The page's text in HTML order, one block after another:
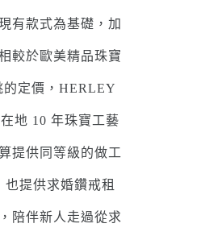
有款式為基礎，加
較於歐美精品珠寶
的定價，HERLEY
地 10 年珠寶工藝
提供同等級的做工
提供求婚鑽戒租
陪伴新人走過從求